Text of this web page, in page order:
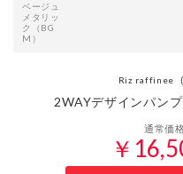
ベージュ
メタリッ
ク（BG
M）
Riz raffinee
2WAYデザインパン
通常価
￥